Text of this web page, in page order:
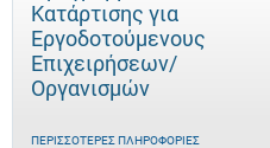
Κατάρτισης για
Εργοδοτούμενους
Επιχειρήσεων/
Οργανισμών
ΠΕΡΙΣΣΌΤΕΡΕΣ ΠΛΗΡΟΦΟΡΊΕΣ